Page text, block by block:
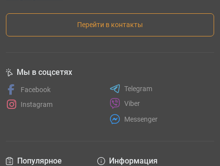
Перейти в контакты
Популярное Информация
Мы в соцсетях
Facebook
Instagram
Telegram
Viber
Messenger